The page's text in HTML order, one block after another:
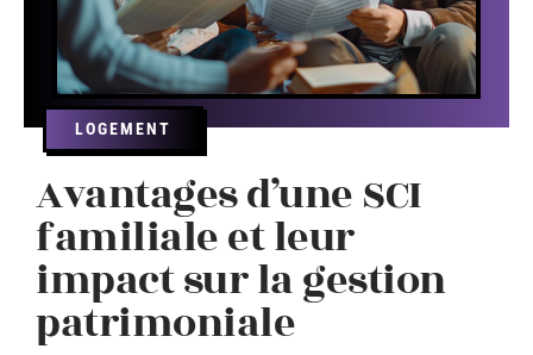
LOGEMENT
Avantages d’une SCI
familiale et leur
impact sur la gestion
patrimoniale